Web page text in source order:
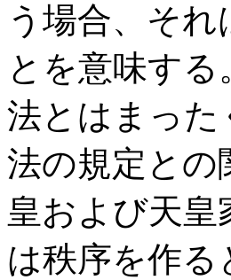
う場合、そ
とを意味す
法とはまった
法の規定との
皇および天
は秩序を作